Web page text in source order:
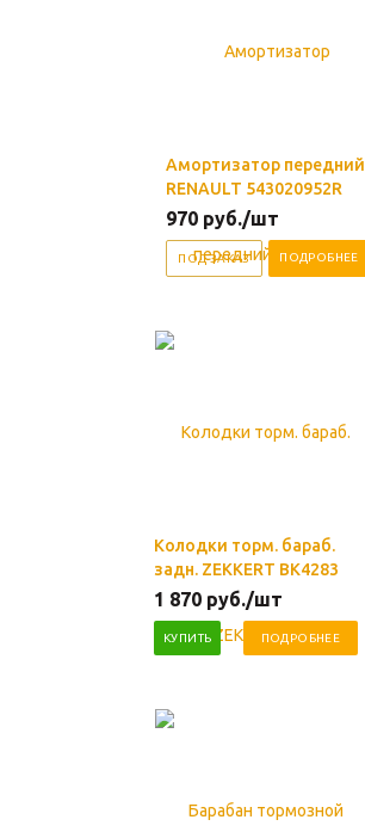
Амортизатор передний
RENAULT 543020952R
970 руб./шт
ПОД ЗАКАЗ ПОДРОБНЕЕ
Колодки торм. бараб.
задн. ZEKKERT BK4283
1 870 руб./шт
КУПИТЬ ПОДРОБНЕЕ